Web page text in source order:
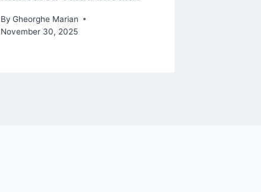
By Gheorghe Marian
November 30, 2025